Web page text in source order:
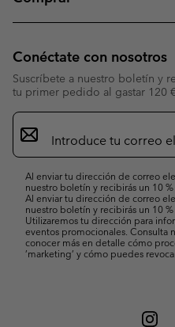
Conéctate con nosotros
Suscríbete a nuestro boletín y
tu primer pedido al gastar 120
Suscripción
de
correo
Al enviar tu dirección de correo
nuestro boletín y recibirás un 10
Al enviar tu dirección de correo
nuestro boletín y recibirás un 10
Utilizaremos tu dirección para
eventos promocionales. Consulta
conocer más en detalle cómo
’marketing’ y cómo puedes